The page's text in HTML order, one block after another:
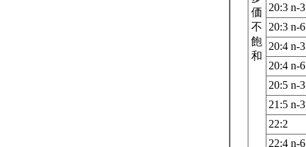
価
不
飽
和
20:3 n-3
20:3 n-6
20:4 n-3
20:4 n-6
20:5 n-3
21:5 n-3
22:2
22:4 n-6